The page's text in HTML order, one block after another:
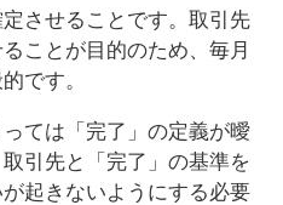
させることです。取引先
ことが目的のため、毎月
です。
ては「完了」の定義が曖
引先と「完了」の基準を
起きないようにする必要